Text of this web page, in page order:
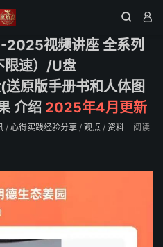
 
视频讲座 全系列
限速）/U盘
原版手册书和人体图
介绍 2025年4月更新
/ 心得实践经验分享 / 观点 / 资料
阅读